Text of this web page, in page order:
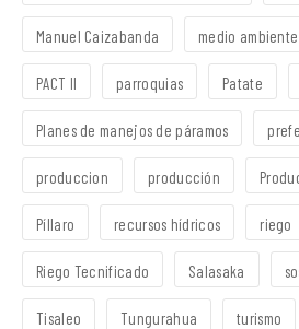
Manuel Caizabanda medio ambiente
PACT II parroquias Patate
Planes de manejos de páramos
produccion producción
Píllaro recursos hídricos riego
Riego Tecnificado Salasaka
Tisaleo Tungurahua turismo